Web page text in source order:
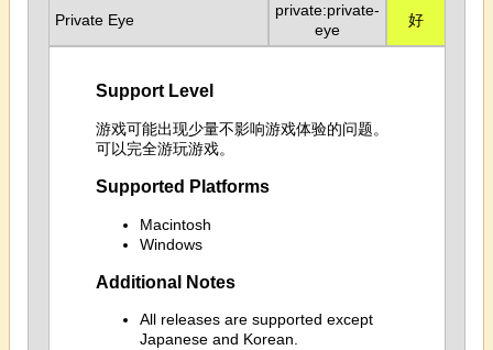
Private Eye
private:private-
eye
好
Support Level
游戏可能出现少量不影响游戏体验的问题。
可以完全游玩游戏。
Supported Platforms
Macintosh
Windows
Additional Notes
All releases are supported except
Japanese and Korean.